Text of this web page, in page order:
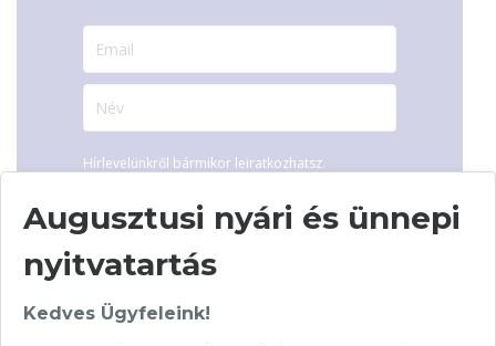
Hírlevelünkről bármikor leiratkozhatsz.
adatkezelési tájékoztatót.
Augusztusi nyári és ünnepi
nyitvatartás
Kedves Ügyfeleink!